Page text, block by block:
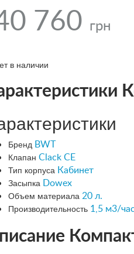
760 грн
в наличии
Бренд BWT
Клапан Clack CE
Тип корпуса Кабинет
Засыпка Dowex
Объем материала 20 л.
Производительность 1,5 м3/час